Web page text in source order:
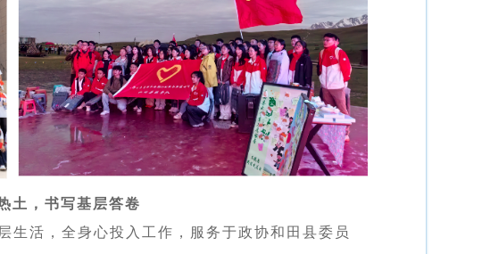
土，书写基层答卷
生活，全身心投入工作，服务于政协和田县委员